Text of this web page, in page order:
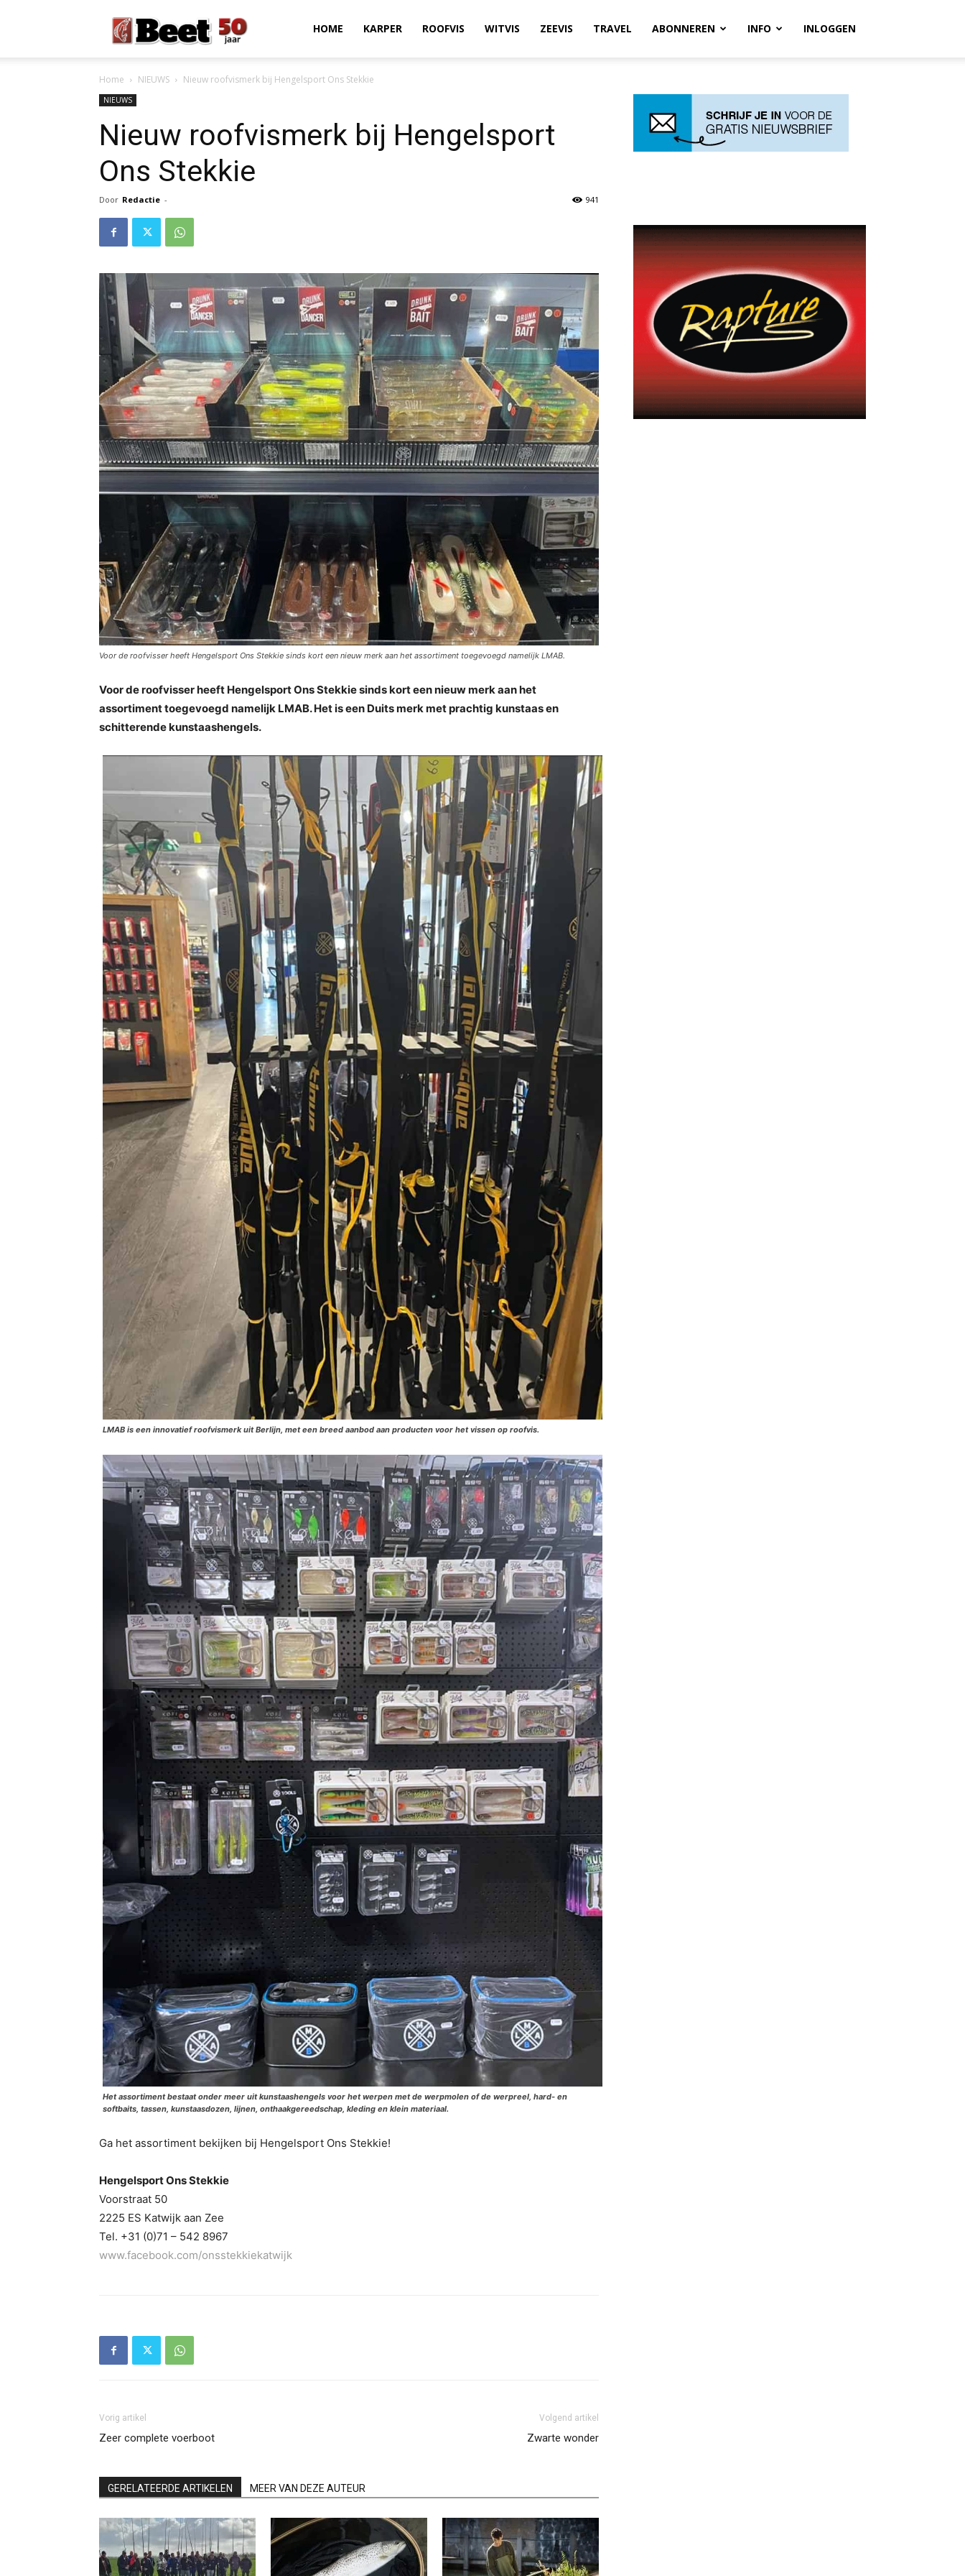
Magazine
HOME KARPER ROOFVIS WITVIS ZEEVIS TRAVEL ABONNEREN INFO INLOGGEN
Home NIEUWS Nieuw roofvismerk bij Hengelsport Ons Stekkie
NIEUWS
Nieuw roofvismerk bij Hengelsport
Ons Stekkie
Door Redactie - 941
Voor de roofvisser heeft Hengelsport Ons Stekkie sinds kort een nieuw merk aan het assortiment toegevoegd namelijk LMAB.
Voor de roofvisser heeft Hengelsport Ons Stekkie sinds kort een nieuw merk aan het
assortiment toegevoegd namelijk LMAB. Het is een Duits merk met prachtig kunstaas en
schitterende kunstaashengels.
LMAB is een innovatief roofvismerk uit Berlijn, met een breed aanbod aan producten voor het vissen op roofvis.
Het assortiment bestaat onder meer uit kunstaashengels voor het werpen met de werpmolen of de werpreel, hard- en
softbaits, tassen, kunstaasdozen, lijnen, onthaakgereedschap, kleding en klein materiaal.
Ga het assortiment bekijken bij Hengelsport Ons Stekkie!
Hengelsport Ons Stekkie
Voorstraat 50
2225 ES Katwijk aan Zee
Tel. +31 (0)71 – 542 8967
www.facebook.com/onsstekkiekatwijk
Vorig artikel
Zeer complete voerboot
Volgend artikel
Zwarte wonder
GERELATEERDE ARTIKELEN MEER VAN DEZE AUTEUR